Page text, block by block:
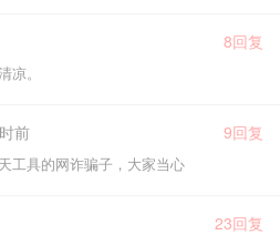
8回复
凉。
前 9回复
工具的网诈骗子，大家当心
23回复